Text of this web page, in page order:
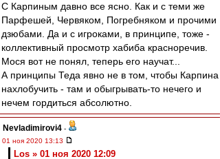
С Карпиным давно все ясно. Как и с теми же
Парфешей, Червяком, Погребняком и прочими
дзюбами. Да и с игроками, в принципе, тоже -
коллективный просмотр хабиба красноречив.
Мося вот не понял, теперь его научат...
А принципы Теда явно не в том, чтобы Карпина
нахлобучить - там и обыгрывать-то нечего и
нечем гордиться абсолютно.
Nevladimirovi4 -
01 ноя 2020 13:13
Los » 01 ноя 2020 12:09